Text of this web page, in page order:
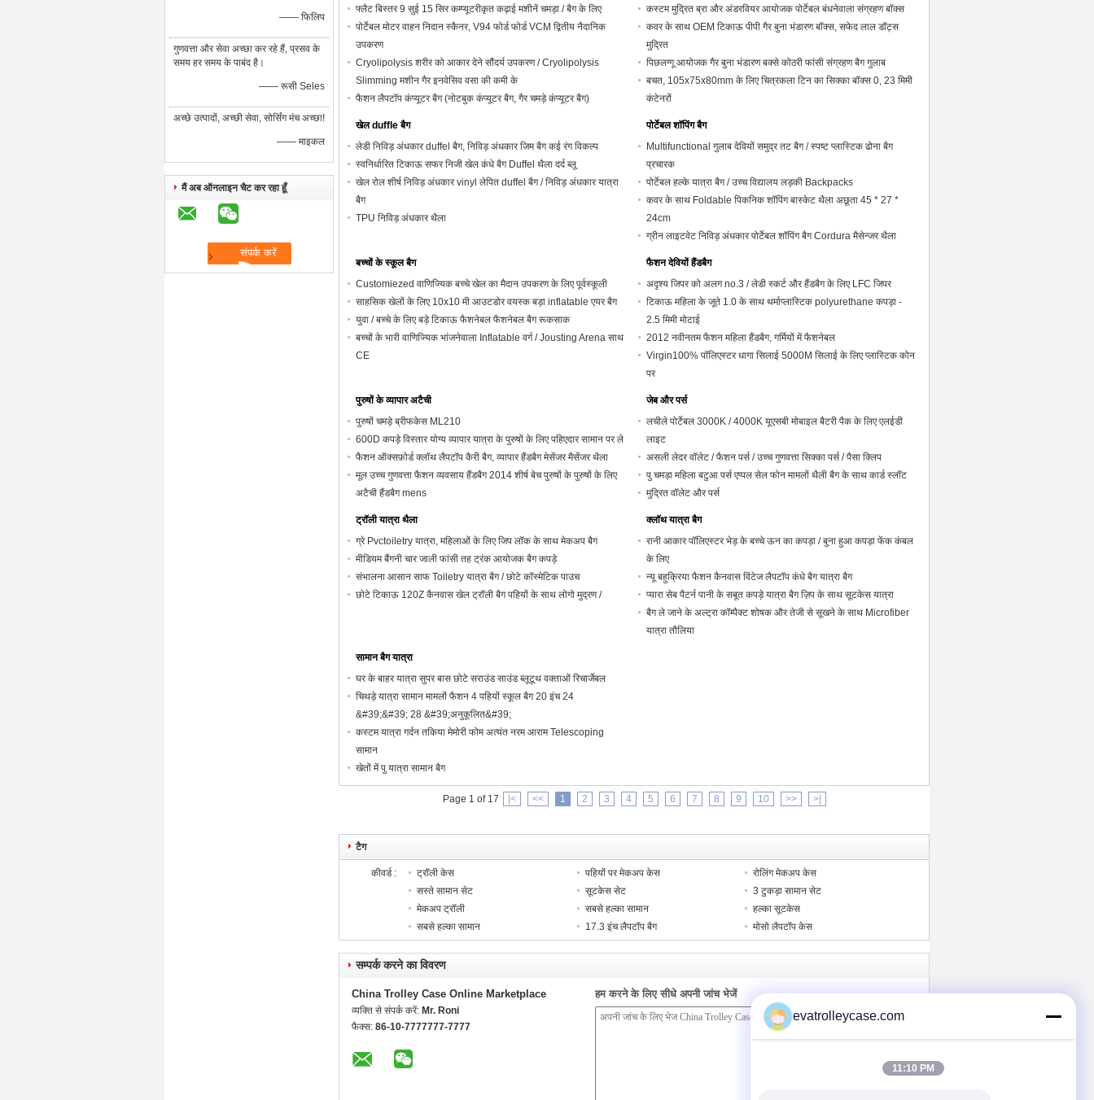
—— फिलिप
गुणवत्ता और सेवा अच्छा कर रहे हैं, प्रसव के
समय हर समय के पाबंद है।
—— रूसी Seles
अच्छे उत्पादों, अच्छी सेवा, सोर्सिंग मंच अच्छा!
—— माइकल
मैं अब ऑनलाइन चैट कर रहा हूँ
फ्लैट बिस्तर 9 सुई 15 सिर कम्प्यूटरीकृत कढ़ाई मशीनें चमड़ा / बैग के लिए
पोर्टेबल मोटर वाहन निदान स्कैनर, V94 फोर्ड फोर्ड VCM द्वितीय नैदानिक ​​
उपकरण
Cryolipolysis शरीर को आकार देने सौंदर्य उपकरण / Cryolipolysis
Slimming मशीन गैर इनवेसिव वसा की कमी के
फैशन लैपटॉप कंप्यूटर बैग (नोटबुक कंप्यूटर बैग, गैर चमड़े कंप्यूटर बैग)
कस्टम मुद्रित ब्रा और अंडरवियर आयोजक पोर्टेबल बंधनेवाला संग्रहण बॉक्स
कवर के साथ OEM टिकाऊ पीपी गैर बुना भंडारण बॉक्स, सफेद लाल डॉट्स
मुद्रित
पिछलग्गू आयोजक गैर बुना भंडारण बक्से कोठरी फांसी संग्रहण बैग गुलाब
बचत, 105x75x80mm के लिए चित्रकला टिन का सिक्का बॉक्स 0, 23 मिमी
कंटेनरों
खेल duffle बैग
लेडी निविड़ अंधकार duffel बैग, निविड़ अंधकार जिम बैग कई रंग विकल्प
स्वनिर्धारित टिकाऊ सफर निजी खेल कंधे बैग Duffel थैला दर्द ब्लू
खेल रोल शीर्ष निविड़ अंधकार vinyl लेपित duffel बैग / निविड़ अंधकार यात्रा
बैग
TPU निविड़ अंधकार थैला
पोर्टेबल शॉपिंग बैग
Multifunctional गुलाब देवियों समुद्र तट बैग / स्पष्ट प्लास्टिक ढोना बैग
प्रचारक
पोर्टेबल हल्के यात्रा बैग / उच्च विद्यालय लड़की Backpacks
कवर के साथ Foldable पिकनिक शॉपिंग बास्केट थैला अछूता 45 * 27 *
24cm
ग्रीन लाइटवेट निविड़ अंधकार पोर्टेबल शॉपिंग बैग Cordura मैसेन्जर थैला
बच्चों के स्कूल बैग
Customiezed वाणिज्यिक बच्चे खेल का मैदान उपकरण के लिए पूर्वस्कूली
साहसिक खेलों के लिए 10x10 मी आउटडोर वयस्क बड़ा inflatable एयर बैग
युवा / बच्चे के लिए बड़े टिकाऊ फैशनेबल फैशनेबल बैग रूकसाक
बच्चों के भारी वाणिज्यिक भांजनेवाला Inflatable वर्ग / Jousting Arena साथ
CE
फैशन देवियों हैंडबैग
अदृश्य जिपर को अलग no.3 / लेडी स्कर्ट और हैंडबैग के लिए LFC जिपर
टिकाऊ महिला के जूते 1.0 के साथ थर्माप्लास्टिक polyurethane कपड़ा -
2.5 मिमी मोटाई
2012 नवीनतम फैशन महिला हैंडबैग, गर्मियों में फैशनेबल
Virgin100% पॉलिएस्टर धागा सिलाई 5000M सिलाई के लिए प्लास्टिक कोन
पर
पुरुषों के व्यापार अटैची
पुरुषों चमड़े ब्रीफकेस ML210
600D कपड़े विस्तार योग्य व्यापार यात्रा के पुरुषों के लिए पहिएदार सामान पर ले
फैशन ऑक्सफ़ोर्ड क्लॉथ लैपटॉप कैरी बैग, व्यापार हैंडबैग मेसेंजर मैसेंजर थैला
मूल उच्च गुणवत्ता फैशन व्यवसाय हैंडबैग 2014 शीर्ष बेच पुरुषों के पुरुषों के लिए
अटैची हैंडबैग mens
जेब और पर्स
लचीले पोर्टेबल 3000K / 4000K यूएसबी मोबाइल बैटरी पैक के लिए एलईडी
लाइट
असली लेदर वॉलेट / फैशन पर्स / उच्च गुणवत्ता सिक्का पर्स / पैसा क्लिप
पु चमड़ा महिला बटुआ पर्स एप्पल सेल फोन मामलों थैली बैग के साथ कार्ड स्लॉट
मुद्रित वॉलेट और पर्स
ट्रॉली यात्रा थैला
ग्रे Pvctoiletry यात्रा, महिलाओं के लिए जिप लॉक के साथ मेकअप बैग
मीडियम बैंगनी चार जाली फांसी तह ट्रंक आयोजक बैग कपड़े
संभालना आसान साफ ​​Toiletry यात्रा बैग / छोटे कॉस्मेटिक पाउच
छोटे टिकाऊ 120Z कैनवास खेल ट्रॉली बैग पहियों के साथ लोगो मुद्रण /
क्लॉथ यात्रा बैग
रानी आकार पॉलिएस्टर भेड़ के बच्चे ऊन का कपड़ा / बुना हुआ कपड़ा फेंक कंबल
के लिए
न्यू बहुक्रिया फैशन कैनवास विंटेज लैपटॉप कंधे बैग यात्रा बैग
प्यारा सेब पैटर्न पानी के सबूत कपड़े यात्रा बैग ज़िप के साथ सूटकेस यात्रा
बैग ले जाने के अल्ट्रा कॉम्पैक्ट शोषक और तेजी से सूखने के साथ Microfiber
यात्रा तौलिया
सामान बैग यात्रा
घर के बाहर यात्रा सुपर बास छोटे सराउंड साउंड ब्लूटूथ वक्ताओं रिचार्जेबल
चिथड़े यात्रा सामान मामलों फैशन 4 पहियों स्कूल बैग 20 इंच 24
&#39;&#39; 28 &#39;अनुकूलित&#39;
कस्टम यात्रा गर्दन तकिया मेमोरी फोम अत्यंत नरम आराम Telescoping
सामान
खेतों में पु यात्रा सामान बैग
Page 1 of 17 |< << 1 2 3 4 5 6 7 8 9 10 >> >|
टैग
कीवर्ड : ट्रॉली केस पहियों पर मेकअप केस
रोलिंग मेकअप केस
सस्ते सामान सेट
सूटकेस सेट
3 टुकड़ा सामान सेट
मेकअप ट्रॉली
सबसे हल्का सामान
हल्का सूटकेस
सबसे हल्का सामान
17.3 इंच लैपटॉप बैग मोसो लैपटॉप केस
सम्पर्क करने का विवरण
China Trolley Case Online Marketplace
व्यक्ति से संपर्क करें: Mr. Roni
फैक्स: 86-10-7777777-7777
हम करने के लिए सीधे अपनी जांच भेजें
evatrolleycase.com
11:10 PM